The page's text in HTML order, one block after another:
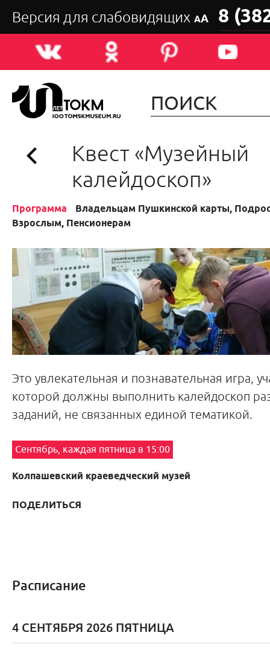
Версия для слабовидящих АА 8
Квест «Музейный
калейдоскоп»
Программа
Владельцам Пушкинской карты,
Взрослым, Пенсионерам
Это увлекательная и познавательная игра,
которой должны выполнить калейдоскоп
заданий, не связанных единой тематикой.
Сентябрь, каждая пятница в 15:00
Колпашевский краеведческий музей
ПОДЕЛИТЬСЯ
Расписание
4 СЕНТЯБРЯ 2026 ПЯТНИЦА